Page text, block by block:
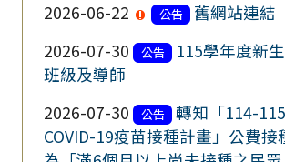
2026-06-22 公告
舊網站連結
2026-07-30
公告
115學年度新
班級及導師
2026-07-30
公告
轉知「114-
COVID-19疫苗接種計畫」公費接